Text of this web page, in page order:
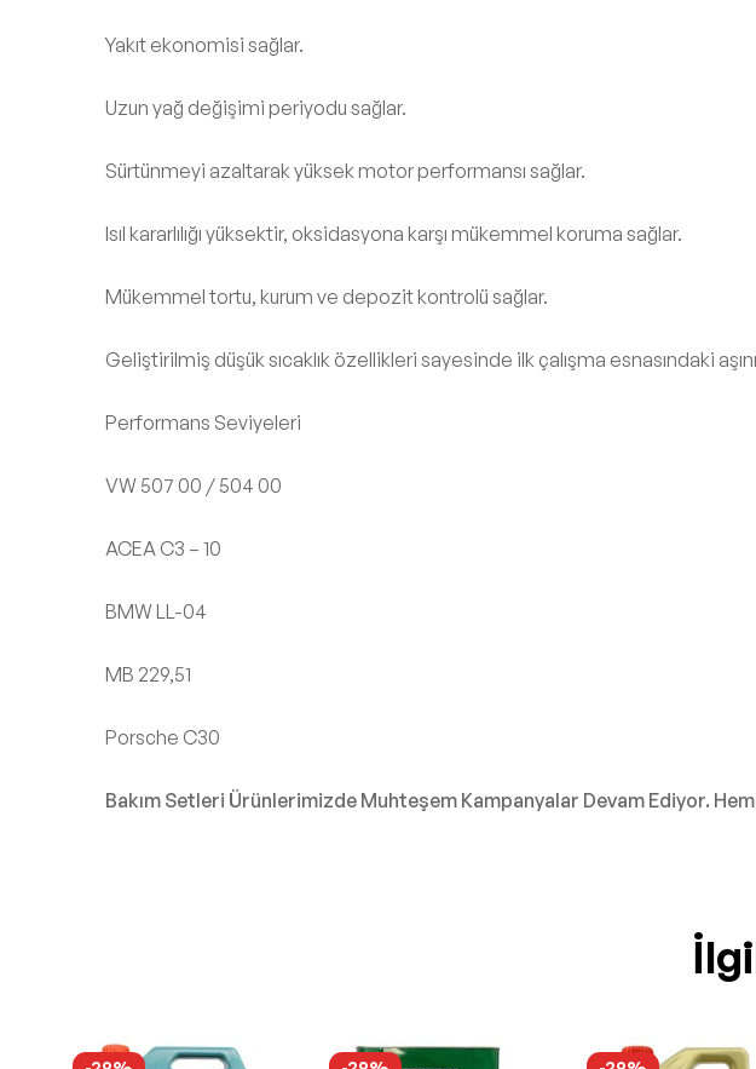
Yakıt ekonomisi sağlar.
Uzun yağ değişimi periyodu sağlar.
Sürtünmeyi azaltarak yüksek motor performansı sağlar.
Isıl kararlılığı yüksektir, oksidasyona karşı mükemmel koruma sağlar.
Mükemmel tortu, kurum ve depozit kontrolü sağlar.
Geliştirilmiş düşük sıcaklık özellikleri sayesinde ilk çalışma esnasındaki
Performans Seviyeleri
VW 507 00 / 504 00
ACEA C3 – 10
BMW LL-04
MB 229,51
Porsche C30
Bakım Setleri Ürünlerimizde Muhteşem Kampanyalar Devam Ediyor.